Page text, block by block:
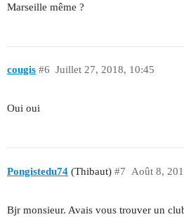
Marseille même ?
cougis Juillet 27, 2018, 10:45
#6
Oui oui
Pongistedu74 (Thibaut) Août 8,
#7
Bjr monsieur. Avais vous trouver un